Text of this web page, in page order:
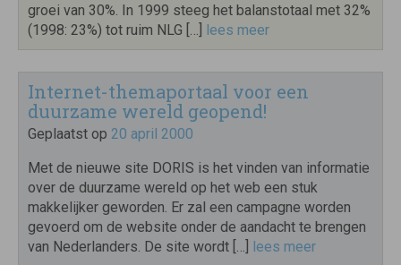
groei van 30%. In 1999 steeg het balanstotaal met 32%
(1998: 23%) tot ruim NLG […] lees meer
Internet-themaportaal voor een
duurzame wereld geopend!
Geplaatst op 20 april 2000
Met de nieuwe site DORIS is het vinden van informatie
over de duurzame wereld op het web een stuk
makkelijker geworden. Er zal een campagne worden
gevoerd om de website onder de aandacht te brengen
van Nederlanders. De site wordt […] lees meer